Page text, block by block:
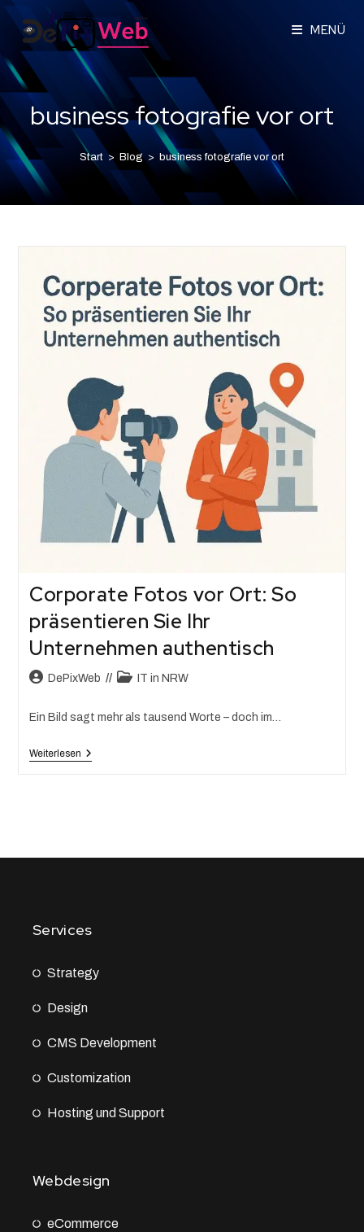
MENÜ
business fotografie vor ort
Start > Blog > business fotografie vor ort
Corporate Fotos vor Ort: So
präsentieren Sie Ihr
Unternehmen authentisch
DePixWeb IT in NRW
Ein Bild sagt mehr als tausend Worte – doch im…
Weiterlesen
Services
Strategy
Design
CMS Development
Customization
Hosting und Support
Webdesign
eCommerce